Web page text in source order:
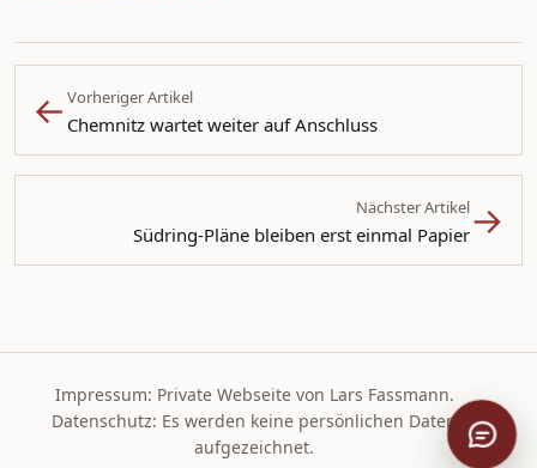
← Vorheriger Artikel
Chemnitz wartet weiter auf Anschluss
Nächster Artikel
Südring-Pläne bleiben erst einmal Papier→
Artikel
Impressum: Private Webseite von Lars Fassmann.
Datenschutz: Es werden keine persönlichen Daten
aufgezeichnet.